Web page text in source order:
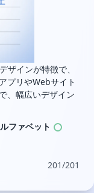
ザインが特徴で、
プリやWebサイト
、幅広いデザイン
ファベット
201/201